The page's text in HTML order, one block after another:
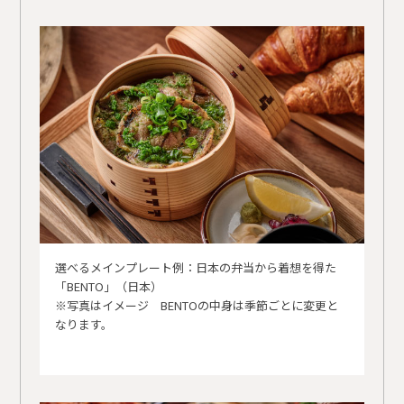
選べるメインプレート例：日本の弁当から着想を得た
「BENTO」（日本）
※写真はイメージ BENTOの中身は季節ごとに変更と
なります。